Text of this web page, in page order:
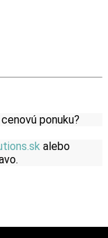
ponuku?
alebo